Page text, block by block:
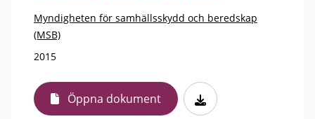
Myndigheten för samhällsskydd och beredskap
(MSB)
2015
Öppna dokument